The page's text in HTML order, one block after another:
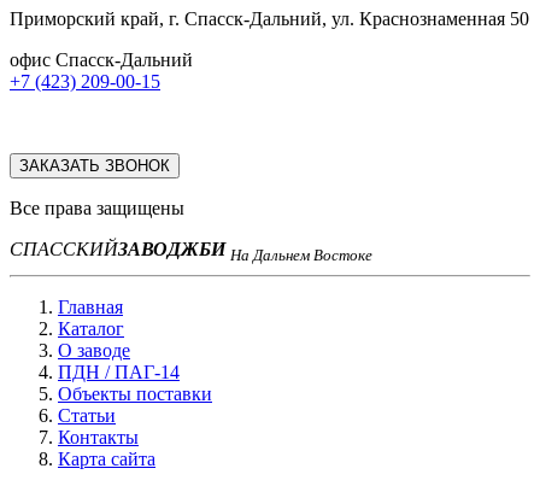
Приморский край, г. Спасск-Дальний, ул. Краснознаменная 50
офис Спасск-Дальний
+7 (423) 209-00-15
ЗАКАЗАТЬ ЗВОНОК
Все права защищены
СПАССКИЙЗАВОДЖБИ На Дальнем Востоке
Главная
Каталог
О заводе
ПДН / ПАГ-14
Объекты поставки
Статьи
Контакты
Карта сайта